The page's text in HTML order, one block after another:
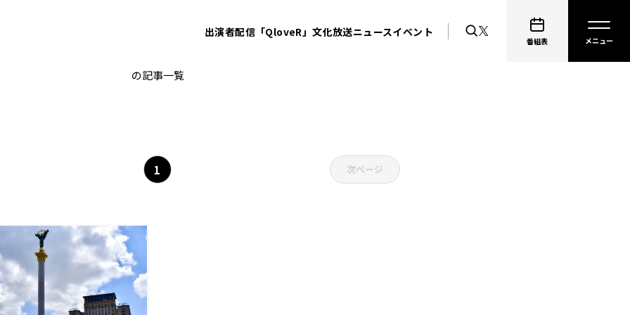
出演者配信「QloveR」文化放送ニュースイベント
番組表
ウクライナ侵攻
の記事一覧
1 次ページ